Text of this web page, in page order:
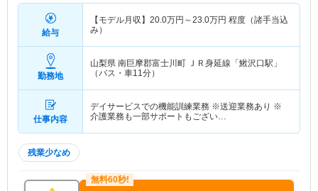
給与
【モデル月収】 20.0万円～23.0万円 程度（諸手当込
み）
勤務地
山梨県 南巨摩郡富士川町 ＪＲ身延線「鰍沢口駅」
（バス・車11分）
仕事内容
デイサービスでの機能訓練業務 ※送迎業務あり ※
介護業務も一部サポートもござい…
残業少なめ